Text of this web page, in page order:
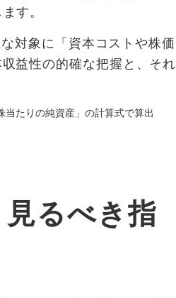
す。
対象に「資本コストや株価
益性の的確な把握と、それ
たりの純資産」の計算式で算出
るべき指